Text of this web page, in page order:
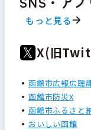
もっと見る
X(旧
函館市広報広聴
函館市防災X
函館市ふるさと
おいしい函館